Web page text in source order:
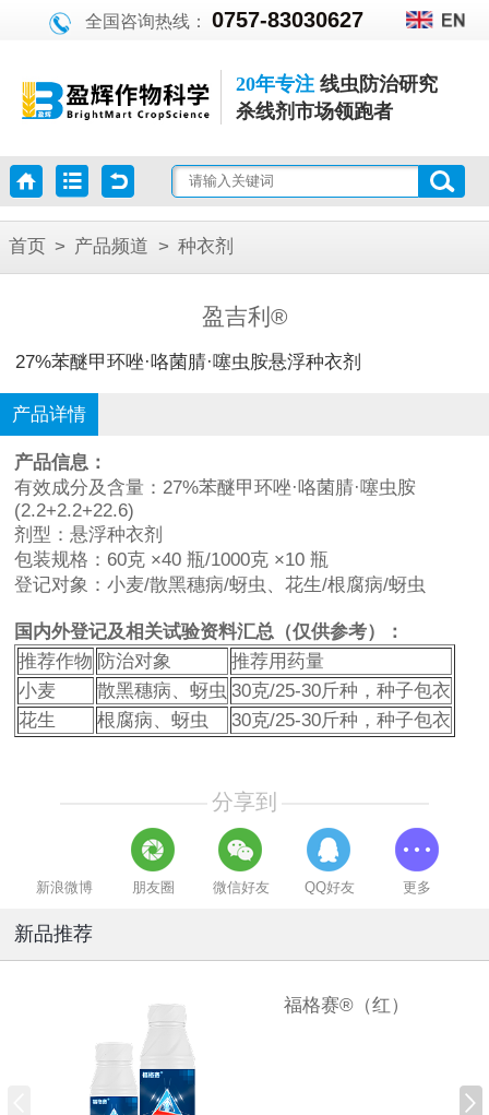
全国咨询热线：0757-83030627
20年专注线虫防治研究
杀线剂市场领跑者
首页 > 产品频道 > 种衣剂
盈吉利®
27%苯醚甲环唑·咯菌腈·噻虫胺悬浮种衣剂
产品详情
产品信息：
有效成分及含量：27%苯醚甲环唑·咯菌腈·噻虫胺
(2.2+2.2+22.6)
剂型：悬浮种衣剂
包装规格：60克 ×40 瓶/1000克 ×10 瓶
登记对象：小麦/散黑穗病/蚜虫、花生/根腐病/蚜虫
国内外登记及相关试验资料汇总（仅供参考）：
推荐作物 防治对象
推荐用药量
小麦
散黑穗病、蚜虫 30克/25-30斤种，种子包衣
花生
根腐病、蚜虫 30克/25-30斤种，种子包衣
分享到
新浪微博 朋友圈 微信好友 QQ好友 更多
新品推荐
福格赛®（红）